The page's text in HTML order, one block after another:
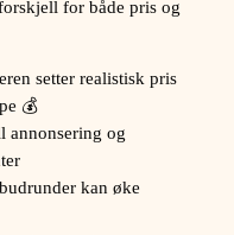
for både pris og
setter realistisk pris
💰
annonsering og
kan øke